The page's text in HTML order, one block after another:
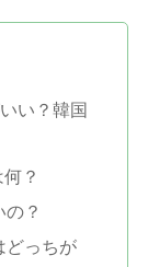
い？韓国
？
？
どっちが